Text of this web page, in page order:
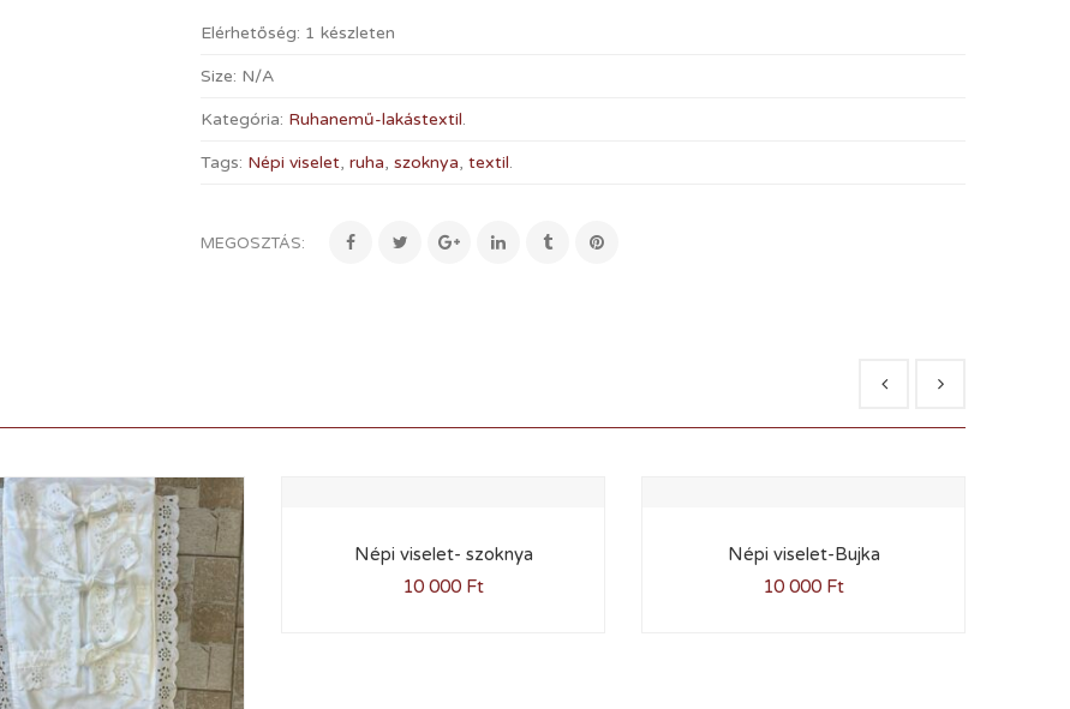
Elérhetőség: 1 készleten
Size: N/A
Kategória: Ruhanemű-lakástextil.
Tags: Népi viselet,ruha,szoknya,textil.
MEGOSZTÁS:
Népi viselet- szoknya
10 000 Ft
Népi viselet-Bujka
10 000 Ft